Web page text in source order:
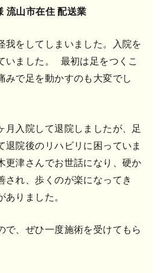
流山市在住 配送業
我をしてしまいました。入院を
いました。 最初は足をつくこ
みで足を動かすのも大変でし
月入院して退院しましたが、足
退院後のリハビリに困っていま
更津さんでお世話になり、硬か
され、歩くのが楽になってき
ありました。
で、ぜひ一度施術を受けてもら